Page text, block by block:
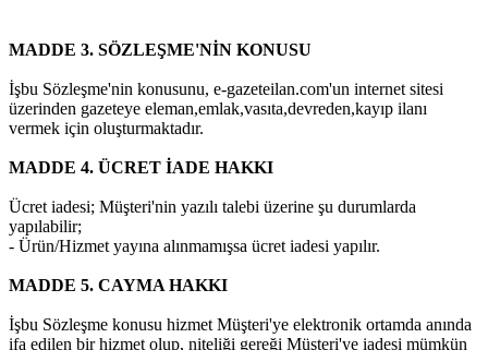
MADDE 3. SÖZLEŞME'NİN KONUSU
İşbu Sözleşme'nin konusunu, e-gazeteilan.com'un internet sitesi
üzerinden gazeteye eleman,emlak,vasıta,devreden,kayıp ilanı
vermek için oluşturmaktadır.
MADDE 4. ÜCRET İADE HAKKI
Ücret iadesi; Müşteri'nin yazılı talebi üzerine şu durumlarda
yapılabilir;
- Ürün/Hizmet yayına alınmamışsa ücret iadesi yapılır.
MADDE 5. CAYMA HAKKI
İşbu Sözleşme konusu hizmet Müşteri'ye elektronik ortamda anında
ifa edilen bir hizmet olup, niteliği gereği Müşteri'ye iadesi mümkün